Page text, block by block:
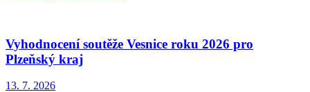
Vyhodnocení soutěže Vesnice roku 2026 pro
Plzeňský kraj
13. 7. 2026